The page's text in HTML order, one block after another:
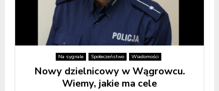
Na sygnale Społeczeństwo Wiadomości
Nowy dzielnicowy w Wągrowcu.
Wiemy, jakie ma cele